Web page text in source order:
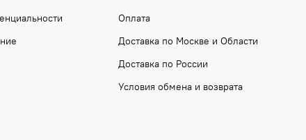
Оплата
Доставка по Москве и Области
Доставка по России
Условия обмена и возврата